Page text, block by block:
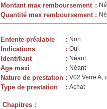
Montant max remboursement :
Quantité max remboursement :
Entente préalable : Non
Indications : Oui
Identifiant : Néant
Age maxi : Néant
Nature de prestation : V02 Verre A,
Type de prestation : Achat
Chapitres :